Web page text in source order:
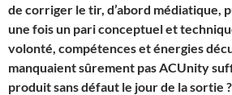
de corriger le tir, d’abord médiatique,
une fois un pari conceptuel et
volonté, compétences et énergies
manquaient sûrement pas ACUnity
produit sans défaut le jour de la sortie